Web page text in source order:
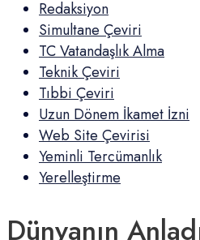
Redaksiyon
Simultane Çeviri
TC Vatandaşlık Alma
Teknik Çeviri
Tıbbi Çeviri
Uzun Dönem İkamet İzni
Web Site Çevirisi
Yeminli Tercümanlık
Yerelleştirme
Dünyanın